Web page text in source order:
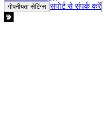
गोपनीयता सेटिंग्स सपोर्ट से संपर्क करें